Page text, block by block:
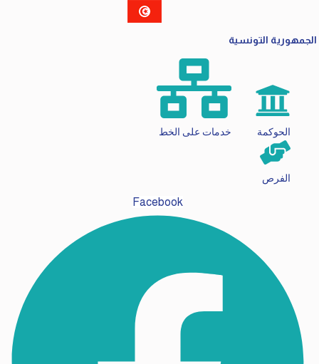
الجمهورية التونسية
الحوكمة خدمات على الخط
الفرص
Facebook